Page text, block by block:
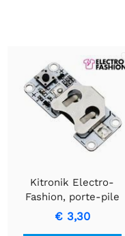
Kitronik Electro-
Fashion, porte-pile
bouton à interrupteur à
verrouillage
€ 3,30